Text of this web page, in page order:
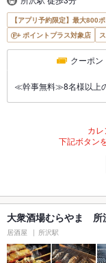
【アプリ予約限定】最大800
ポイントプラス対象店
クーポン
≪幹事無料≫8名様以上
カレ
下記ボタン
大衆酒場むらやま 所
居酒屋 所沢駅